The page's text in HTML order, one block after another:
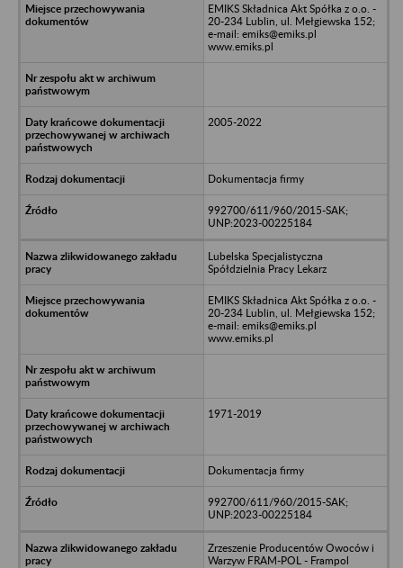
EMIKS Składnica Akt Spółka z o.o. -
20-234 Lublin, ul. Mełgiewska 152;
e-mail: emiks@emiks.pl
www.emiks.pl
2005-2022
Dokumentacja firmy
992700/611/960/2015-SAK;
UNP:2023-00225184
Lubelska Specjalistyczna
Spółdzielnia Pracy Lekarz
EMIKS Składnica Akt Spółka z o.o. -
20-234 Lublin, ul. Mełgiewska 152;
e-mail: emiks@emiks.pl
www.emiks.pl
1971-2019
Dokumentacja firmy
992700/611/960/2015-SAK;
UNP:2023-00225184
Zrzeszenie Producentów Owoców i
Warzyw FRAM-POL - Frampol